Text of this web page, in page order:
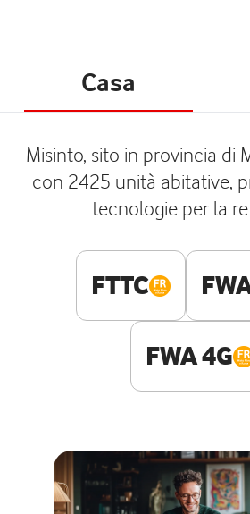
Casa
Misinto, sito in provincia di
con 2425 unità abitative,
tecnologie per la
FTTC
FWA 4G